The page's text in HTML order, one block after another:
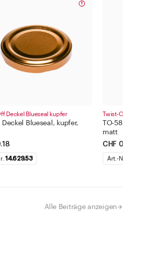
Deckel Blueseal kupfer
Deckel Blueseal, kupfer,
14.629.53
Twist-Off
TO-58
matt
CHF 0.18
Art.-Nr.
Alle Beiträge anzeigen